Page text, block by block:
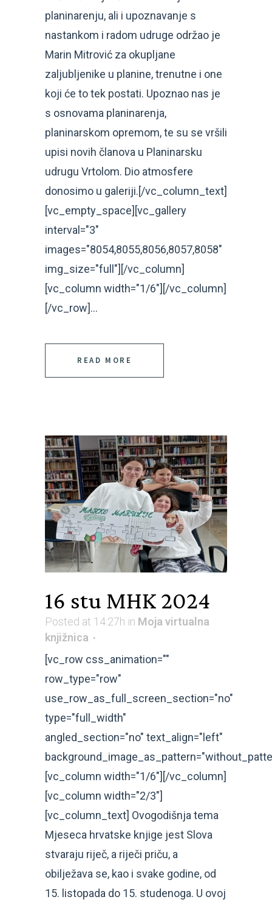
planinarenju, ali i upoznavanje s
nastankom i radom udruge održao je
Marin Mitrović za okupljane
zaljubljenike u planine, trenutne i one
koji će to tek postati. Upoznao nas je
s osnovama planinarenja,
planinarskom opremom, te su se vršili
upisi novih članova u Planinarsku
udrugu Vrtolom. Dio atmosfere
donosimo u galeriji.[/vc_column_text]
[vc_empty_space][vc_gallery
interval="3"
images="8054,8055,8056,8057,8058"
img_size="full"][/vc_column]
[vc_column width="1/6"][/vc_column]
[/vc_row]...
READ MORE
16 stu MHK 2024
Posted at 14:27h in Moja virtualna
knjižnica
[vc_row css_animation=""
row_type="row"
use_row_as_full_screen_section="no"
type="full_width"
angled_section="no" text_align="left"
[vc_column width="1/6"][/vc_column]
[vc_column width="2/3"]
[vc_column_text] Ovogodišnja tema
Mjeseca hrvatske knjige jest Slova
stvaraju riječ, a riječi priču, a
obilježava se, kao i svake godine, od
15. listopada do 15. studenoga. U ovoj